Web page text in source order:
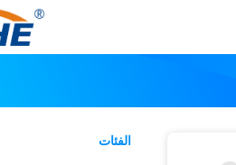
الفئات